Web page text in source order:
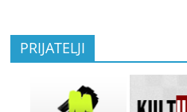
PRIJATELJI